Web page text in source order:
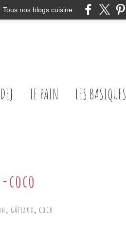
Tous nos blogs cuisine
LE PAIN LES BASIQUES
coco
, GÂTEAUX , COCO